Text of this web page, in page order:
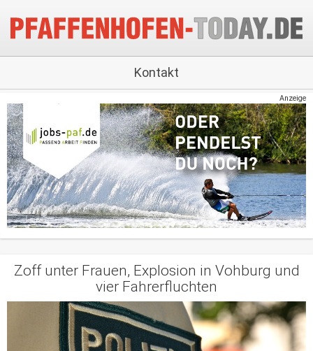
Kontakt
Anzeige
Zoff unter Frauen, Explosion in Vohburg und
vier Fahrerfluchten